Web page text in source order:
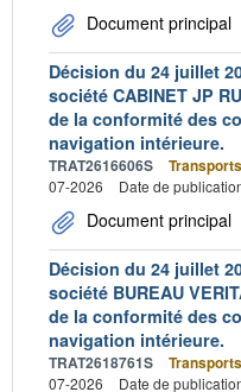
Document principal
Décision du 24 juillet
société CABINET JP
de la conformité des
navigation intérieure.
TRAT2616606S Transports
07-2026
Date de
Document principal
Décision du 24 juillet
société BUREAU
de la conformité des
navigation intérieure.
TRAT2618761S Transports
07-2026
Date de